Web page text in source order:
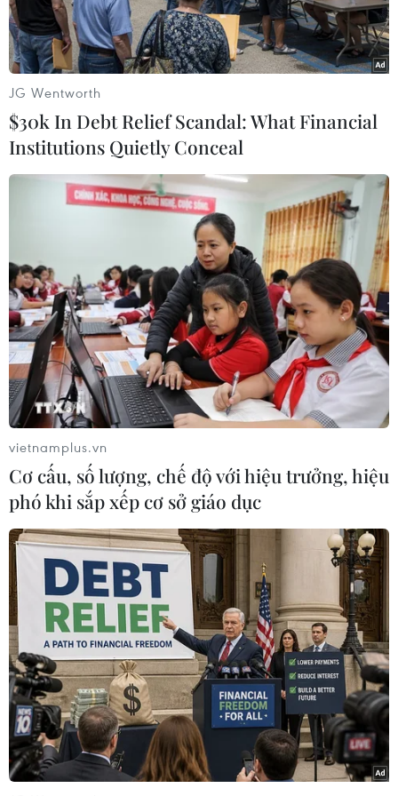
Lãnh đạo tỉnh Lào Cai trao đổi, lấy ý kiến các chuyên gia. (Ảnh:
TTXVN phát)
Chiều 15/9, lãnh đạo tỉnh Lào Cai đã đi kiểm tra,
nghiên cứu cụ thể sau đó trao đổi cùng lãnh đạo
huyện Bảo Yên, các chuyên gia có kinh nghiệm
và chốt phương án chọn địa điểm để xây dựng
tái định cư thôn Làng Nủ mới cách thôn Làng
Nủ cũ bị lũ cuốn trôi khoảng 2km.
Đây là khu vực rộng rãi, có địa hình cao, an
toàn, thuận lợi bố trí hạ tầng giao thông, điện
nước.
Sau đó chính quyền địa phương đã lấy ý kiến
biểu quyết của người dân thôn Làng Nủ còn
sống sót sau trận lũ và nhận được sự đồng
thuận 100%.
JG Wentworth
$30k In Debt Relief Scandal: What Financial
Institutions Quietly Conceal
vietnamplus.vn
Cơ cấu, số lượng, chế độ với hiệu trưởng, hiệu
phó khi sắp xếp cơ sở giáo dục